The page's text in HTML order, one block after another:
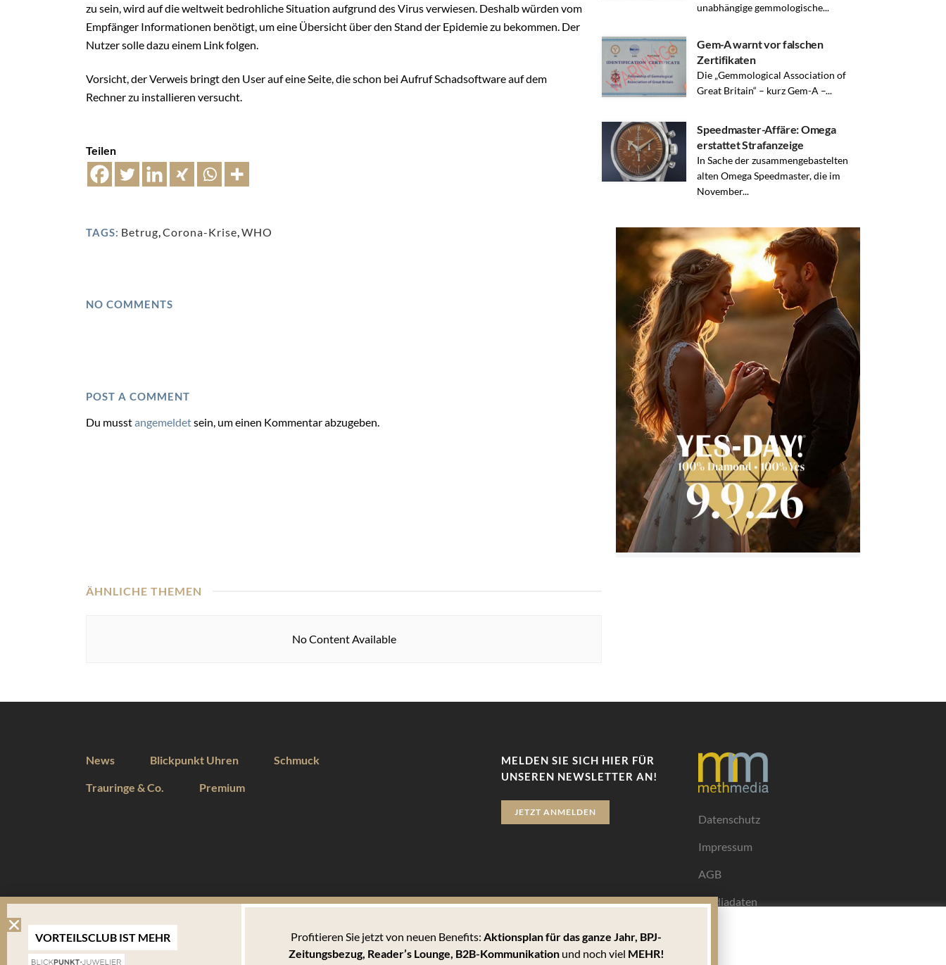
zu sein, wird auf die weltweit bedrohliche Situation aufgrund des Virus verwiesen. Deshalb würden vom
Empfänger Informationen benötigt, um eine Übersicht über den Stand der Epidemie zu bekommen. Der
Nutzer solle dazu einem Link folgen.
Vorsicht, der Verweis bringt den User auf eine Seite, die schon bei Aufruf Schadsoftware auf dem
Rechner zu installieren versucht.
Teilen
TAGS: Betrug,Corona-Krise,WHO
NO COMMENTS
POST A COMMENT
Du musstangemeldetsein, um einen Kommentar abzugeben.
unabhängige gemmologische...
Gem-A warnt vor falschen
Zertifikaten
Die „Gemmological Association of
Great Britain“ – kurz Gem-A –...
Speedmaster-Affäre: Omega
erstattet Strafanzeige
In Sache der zusammengebastelten
alten Omega Speedmaster, die im
November...
ÄHNLICHE THEMEN
No Content Available
News Blickpunkt Uhren Schmuck
Trauringe & Co. Premium
MELDEN SIE SICH HIER FÜR
UNSEREN NEWSLETTER AN!
JETZT ANMELDEN
Datenschutz
Impressum
AGB
Mediadaten
DIESE WEBSEITE VERWENDET COOKIES
Wir verwenden Cookies um Ihnen eine optimale Benutzererfahrung zu bieten. Hierbei handelt es sich um kleine Textdateien, die auf Ihrem
Endgerät abgelegt werden. Um die Website weiterhin zu nutzen, können Sie sämtlichen Cookies zustimmen oder unter den Einstellungen
VORTEILSCLUB IST MEHR Profitieren Sie jetzt von neuen Benefits:Aktionsplan für das ganze Jahr, BPJ-
Zeitungsbezug, Reader’s Lounge, B2B-Kommunikation und noch viel MEHR!